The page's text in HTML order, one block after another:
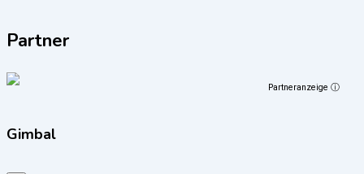
Partner
Partneranzeige ⓘ
Gimbal